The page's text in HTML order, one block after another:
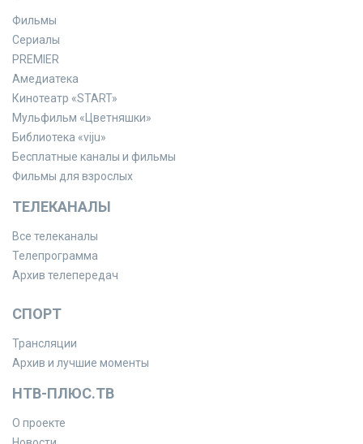
Фильмы
Сериалы
PREMIER
Амедиатека
Кинотеатр «START»
Мульфильм «Цветняшки»
Библиотека «viju»
Бесплатные каналы и фильмы
Фильмы для взрослых
ТЕЛЕКАНАЛЫ
Все телеканалы
Телепрограмма
Архив телепередач
СПОРТ
Трансляции
Архив и лучшие моменты
НТВ-ПЛЮС.ТВ
О проекте